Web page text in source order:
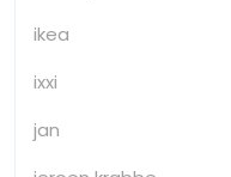
ikea
ixxi
jan